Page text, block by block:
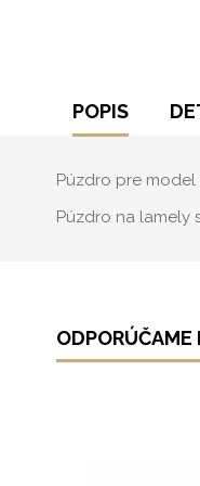
POPIS
Púzdro pre model
Púzdro na lamely